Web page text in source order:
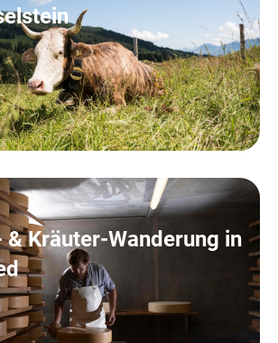
& Kräuter-Wanderung in